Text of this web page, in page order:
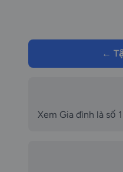
←
Xem Gia đình là số